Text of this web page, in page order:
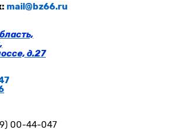
mail@bz66.ru
д.27
00-44-047